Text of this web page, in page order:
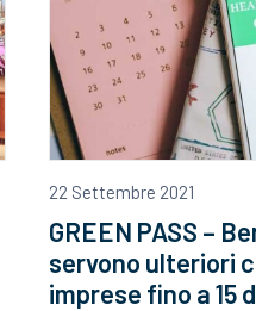
22 Settembre 2021
GREEN PASS –
servono ulteriori
imprese fino a 15